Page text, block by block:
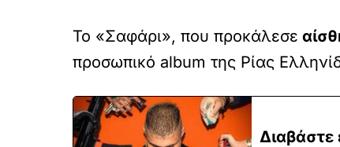
Το «Σαφάρι», που προκάλεσε
προσωπικό album της Ρίας
Διαβάστε